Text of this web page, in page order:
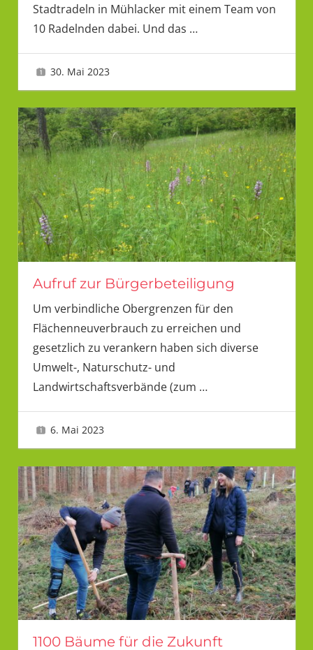
Stadtradeln in Mühlacker mit einem Team von
10 Radelnden dabei. Und das …
30. Mai 2023
Aufruf zur Bürgerbeteiligung
Um verbindliche Obergrenzen für den
Flächenneuverbrauch zu erreichen und
gesetzlich zu verankern haben sich diverse
Umwelt-, Naturschutz- und
Landwirtschaftsverbände (zum …
6. Mai 2023
1100 Bäume für die Zukunft